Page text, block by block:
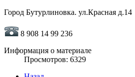
Город Бутурлиновка. ул.Красная д.14
8 908 14 99 236
Информация о материале
Просмотров: 6329